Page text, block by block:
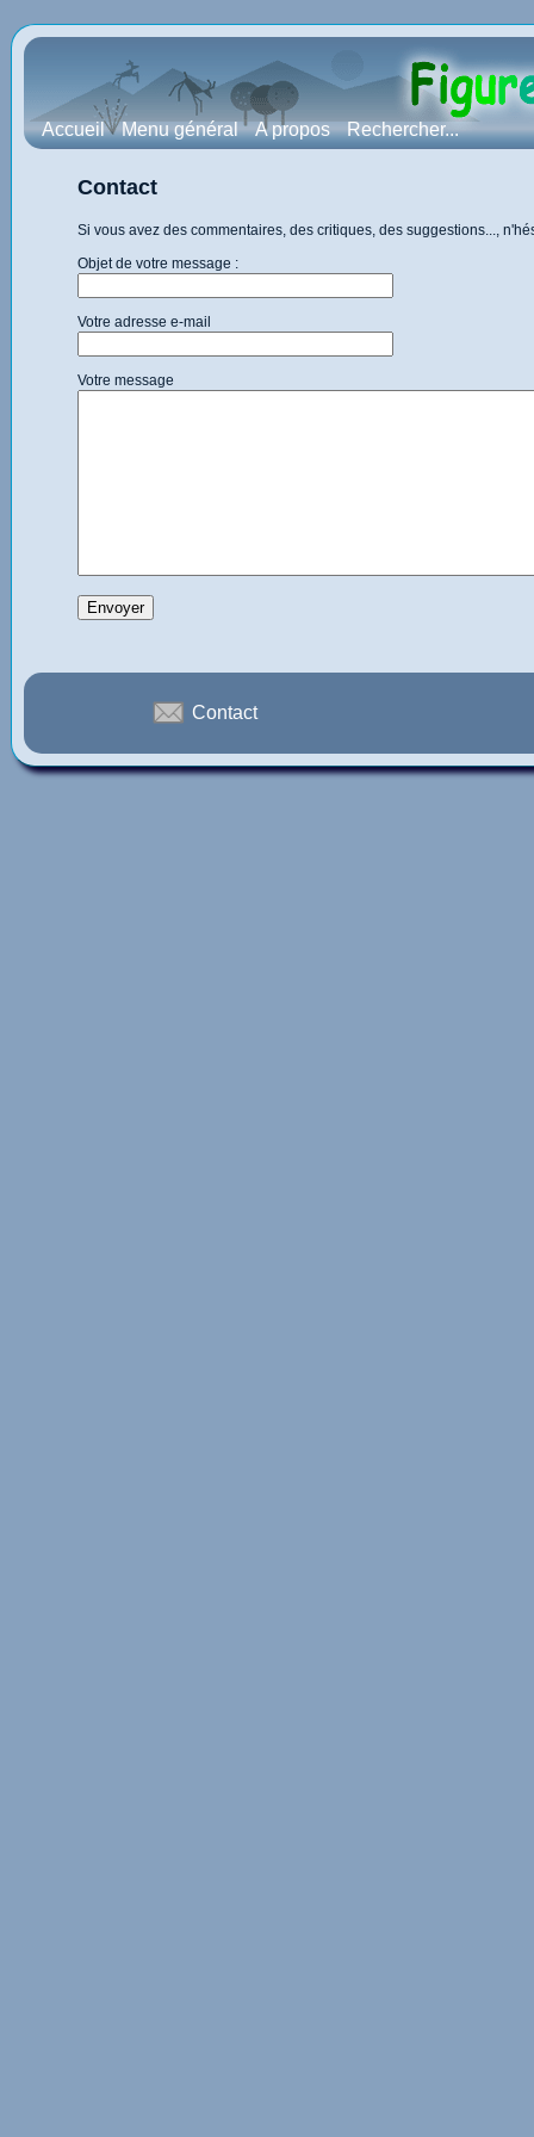
Accueil Menu général A propos Rechercher...
Contact
Si vous avez des commentaires, des critiques, des suggestions...,
Objet de votre message :
Votre adresse e-mail
Votre message
Contact